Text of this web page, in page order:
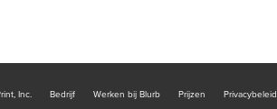
Inc. Bedrijf Werken bij Blurb Prijzen Privacybeleid